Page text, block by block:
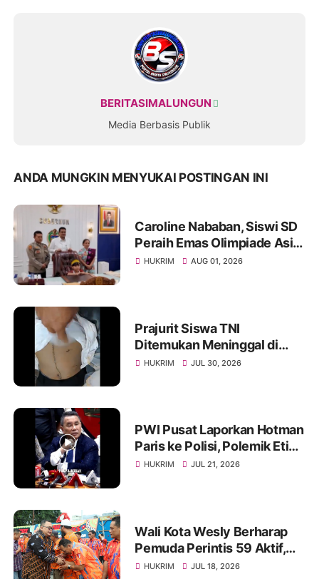
BERITASIMALUNGUN
Media Berbasis Publik
ANDA MUNGKIN MENYUKAI POSTINGAN INI
Caroline Nababan, Siswi SD
Peraih Emas Olimpiade Asia
Dihadiahi Rumah hingga
HUKRIM AUG 01, 2026
Prajurit Siswa TNI
Ditemukan Meninggal di
Rindam I/BB, Penyelidikan
HUKRIM JUL 30, 2026
PWI Pusat Laporkan Hotman
Paris ke Polisi, Polemik Etika
dan Kebebasan Pers
HUKRIM JUL 21, 2026
Wali Kota Wesly Berharap
Pemuda Perintis 59 Aktif,
Solid, dan Mampu Lahirkan
HUKRIM JUL 18, 2026